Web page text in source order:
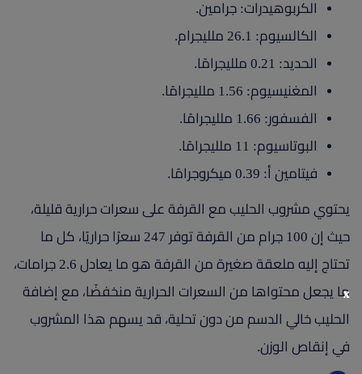
الكربوهيدرات: جرامين.
الكالسيوم: 26.1 ملليجرام.
الحديد: 0.21 ملليجرامًا.
المغنيسيوم: 1.56 ملليجرامًا.
الفسفور: 1.66 ملليجرامًا.
البوتاسيوم: 11 ملليجرامًا.
فيتامين أ: 0.39 ميكروجرامًا.
يحتوي مشروب الحليب مع القرفة على سعرات حرارية قليلة،
حيث إن 100 جرام من القرفة توفر 247 سعرًا حراريًا، كل ما
تحتاج إليه ملعقة صغيرة من القرفة هو ما يعادل 2.6 جرامات،
ما يجعل محتواها من السعرات الحرارية منخفضًا، مع إضافة
الحليب خالي الدسم من دون تحلية، قد يسهم هذا المشروب
في إنقاص الوزن.
x